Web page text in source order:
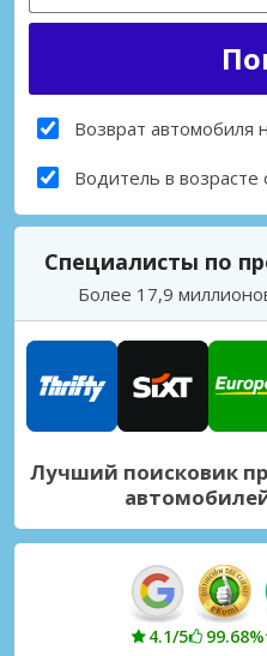
Возврат автомобиля
Водитель в возрасте
Специалисты по
Более 17,9
Лучший поисковик
4.1/5 99.68%